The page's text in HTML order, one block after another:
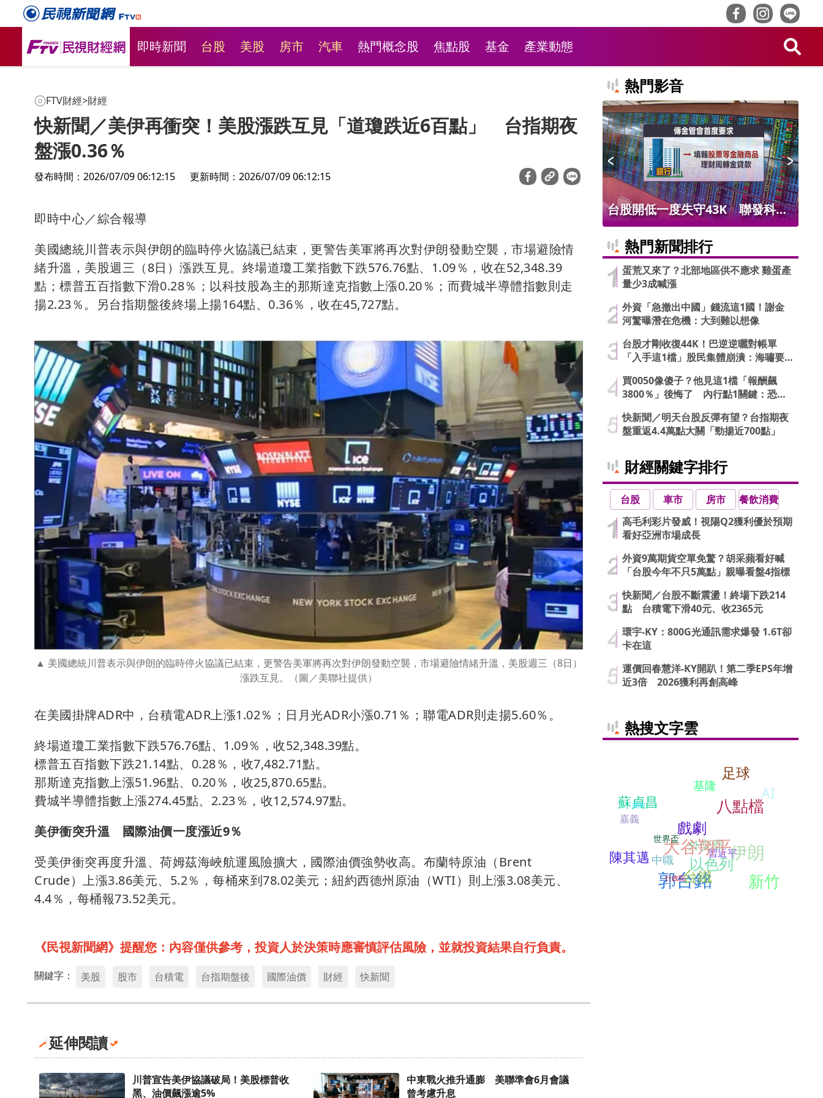
即時新聞 台股 美股 房市 汽車 熱門概念股 焦點股 基金 產業動態
FTV財經>財經
快新聞／美伊再衝突！美股漲跌互見「道瓊跌近6百點」 台指期夜
盤漲0.36％
發布時間：2026/07/09 06:12:15 更新時間：2026/07/09 06:12:15
即時中心／綜合報導
美國總統川普表示與伊朗的臨時停火協議已結束，更警告美軍將再次對伊朗發動空襲，市場避險情
緒升溫，美股週三（8日）漲跌互見。終場道瓊工業指數下跌576.76點、1.09％，收在52,348.39
點；標普五百指數下滑0.28％；以科技股為主的那斯達克指數上漲0.20％；而費城半導體指數則走
揚2.23％。另台指期盤後終場上揚164點、0.36％，收在45,727點。
美國總統川普表示與伊朗的臨時停火協議已結束，更警告美軍將再次對伊朗發動空襲，市場避險情緒升溫，美股週三（8日）
漲跌互見。（圖／美聯社提供）
在美國掛牌ADR中，台積電ADR上漲1.02％；日月光ADR小漲0.71％；聯電ADR則走揚5.60％。
終場道瓊工業指數下跌576.76點、1.09％，收52,348.39點。
標普五百指數下跌21.14點、0.28％，收7,482.71點。
那斯達克指數上漲51.96點、0.20％，收25,870.65點。
費城半導體指數上漲274.45點、2.23％，收12,574.97點。
美伊衝突升溫 國際油價一度漲近9％
受美伊衝突再度升溫、荷姆茲海峽航運風險擴大，國際油價強勢收高。布蘭特原油（Brent
Crude）上漲3.86美元、5.2％，每桶來到78.02美元；紐約西德州原油（WTI）則上漲3.08美元、
4.4％，每桶報73.52美元。
《民視新聞網》提醒您：內容僅供參考，投資人於決策時應審慎評估風險，並就投資結果自行負責。
關鍵字： 美股 股市 台積電 台指期盤後 國際油價 財經 快新聞
延伸閱讀
川普宣告美伊協議破局！美股標普收
黑、油價飆漲逾5%
中東戰火推升通膨 美聯準會6月會議
曾考慮升息
熱門影音
台股開低一度失守43K 聯發科撐
熱門新聞排行
蛋荒又來了？北部地區供不應求 雞蛋產
量少3成喊漲
外資「急撤出中國」錢流這1國！謝金
河驚曝潛在危機：大到難以想像
台股才剛收復44K！巴逆逆曬對帳單
「入手這1檔」股民集體崩潰：海嘯要
買0050像傻子？他見這1檔「報酬飆
3800％」後悔了 內行點1關鍵：恐直
快新聞／明天台股反彈有望？台指期夜
盤重返4.4萬點大關「勁揚近700點」
財經關鍵字排行
台股 車市 房市
餐飲消費
高毛利彩片發威！視陽Q2獲利優於預期
看好亞洲市場成長
外資9萬期貨空單免驚？胡采蘋看好喊
「台股今年不只5萬點」親曝看盤4指標
快新聞／台股不斷震盪！終場下跌214
點 台積電下滑40元、收2365元
環宇-KY：800G光通訊需求爆發 1.6T卻
卡在這
運價回春慧洋-KY開趴！第二季EPS年增
近3倍 2026獲利再創高峰
熱搜文字雲
八點檔
外交部
新竹
蘇貞昌
習近平
中職 以色列
大谷翔平
基隆
戲劇
陳其邁
嘉義
郭台銘
AI
世界盃
關稅
伊朗
行政院
足球
台鐵